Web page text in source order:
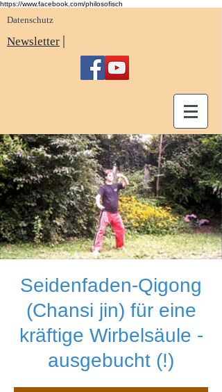
https://www.facebook.com/philosofisch
Datenschutz
Newsletter |
Seidenfaden-Qigong
(Chansi jin) für eine
kräftige Wirbelsäule -
ausgebucht (!)